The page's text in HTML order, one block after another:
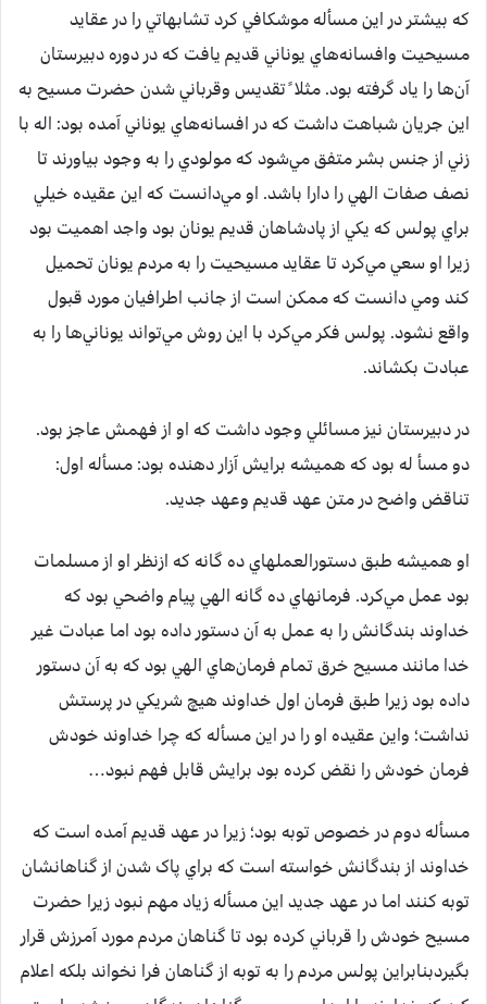
که بيشتر در اين مسأله موشکافي کرد تشابهاتي را در عقايد
مسيحيت وافسانه‌هاي يوناني قديم يافت که در دوره دبيرستان
آن‌ها را ياد گرفته بود. مثلا ً تقديس وقرباني شدن حضرت مسيح به
اين جريان شباهت داشت که در افسانه‌هاي يوناني آمده بود: اله با
زني از جنس بشر متفق مي‌شود که مولودي را به وجود بياورند تا
نصف صفات الهي را دارا باشد. او مي‌دانست که اين عقيده خيلي
براي پولس که يکي از پادشاهان قديم يونان بود واجد اهميت بود
زيرا او سعي مي‌کرد تا عقايد مسيحيت را به مردم يونان تحميل
کند ومي دانست که ممکن است از جانب اطرافيان مورد قبول
واقع نشود. پولس فکر مي‌کرد با اين روش مي‌تواند يوناني‌ها را به
عبادت بکشاند.
در دبيرستان نيز مسائلي وجود داشت که او از فهمش عاجز بود.
دو مسأ له بود که هميشه برايش آزار دهنده بود: مسأله اول:
تناقض واضح در متن عهد قديم وعهد جديد.
او هميشه طبق دستورالعملهاي ده گانه که ازنظر او از مسلمات
بود عمل مي‌کرد. فرمانهاي ده گانه الهي پيام واضحي بود که
خداوند بندگانش را به عمل به آن دستور داده بود اما عبادت غير
خدا مانند مسيح خرق تمام فرمان‌هاي الهي بود که به آن دستور
داده بود زيرا طبق فرمان اول خداوند هيچ شريکي در پرستش
نداشت؛ واين عقيده او را در اين مسأله که چرا خداوند خودش
فرمان خودش را نقض کرده بود برايش قابل فهم نبود…
مسأله دوم در خصوص توبه بود؛ زيرا در عهد قديم آمده است که
خداوند از بندگانش خواسته است که براي پاک شدن از گناهانشان
توبه کنند اما در عهد جديد اين مسأله زياد مهم نبود زيرا حضرت
مسيح خودش را قرباني کرده بود تا گناهان مردم مورد آمرزش قرار
بگيردبنابراين پولس مردم را به توبه از گناهان فرا نخواند بلکه اعلام